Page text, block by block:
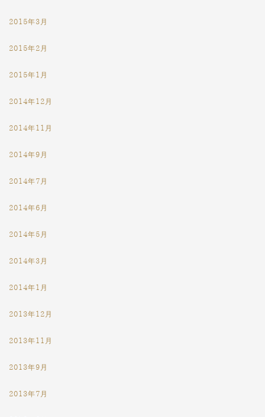
2015年3月
2015年2月
2015年1月
2014年12月
2014年11月
2014年9月
2014年7月
2014年6月
2014年5月
2014年3月
2014年1月
2013年12月
2013年11月
2013年9月
2013年7月